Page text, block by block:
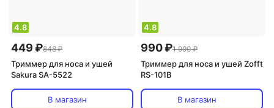
4.8
449 ₽848 ₽
Триммер для носа и ушей
Sakura SA-5522
В магазин
4.8
990 ₽1 990 ₽
Триммер для носа и ушей Zofft
RS-101B
В магазин